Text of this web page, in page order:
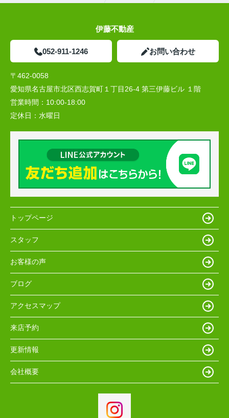
伊藤不動産
052-911-1246 お問い合わせ
〒462-0058
愛知県名古屋市北区西志賀町１丁目26-4 第三伊藤ビル １階
営業時間： 10:00‐18:00
定休日： 水曜日
トップページ
スタッフ
お客様の声
ブログ
アクセスマップ
来店予約
更新情報
会社概要